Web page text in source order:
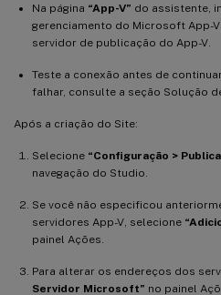
Na página “App-V” do assistente,
gerenciamento do Microsoft App-
servidor de publicação do App-V.
Teste a conexão antes de
falhar, consulte a seção Solução
Após a criação do Site:
Selecione “Configuração >
navegação do Studio.
Se você não especificou
servidores App-V, selecione
painel Ações.
Para alterar os endereços dos
Servidor Microsoft” no painel